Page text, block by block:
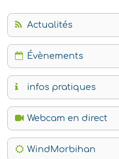
Actualités
Évènements
infos pratiques
Webcam en direct
WindMorbihan